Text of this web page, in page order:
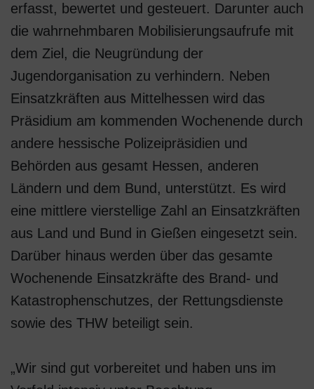
erfasst, bewertet und gesteuert. Darunter auch
die wahrnehmbaren Mobilisierungsaufrufe mit
dem Ziel, die Neugründung der
Jugendorganisation zu verhindern. Neben
Einsatzkräften aus Mittelhessen wird das
Präsidium am kommenden Wochenende durch
andere hessische Polizeipräsidien und
Behörden aus gesamt Hessen, anderen
Ländern und dem Bund, unterstützt. Es wird
eine mittlere vierstellige Zahl an Einsatzkräften
aus Land und Bund in Gießen eingesetzt sein.
Darüber hinaus werden über das gesamte
Wochenende Einsatzkräfte des Brand- und
Katastrophenschutzes, der Rettungsdienste
sowie des THW beteiligt sein.
„Wir sind gut vorbereitet und haben uns im